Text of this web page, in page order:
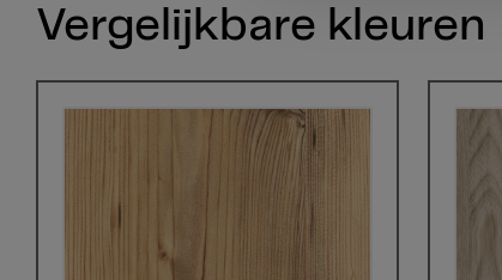
Vergelijkbare kleuren